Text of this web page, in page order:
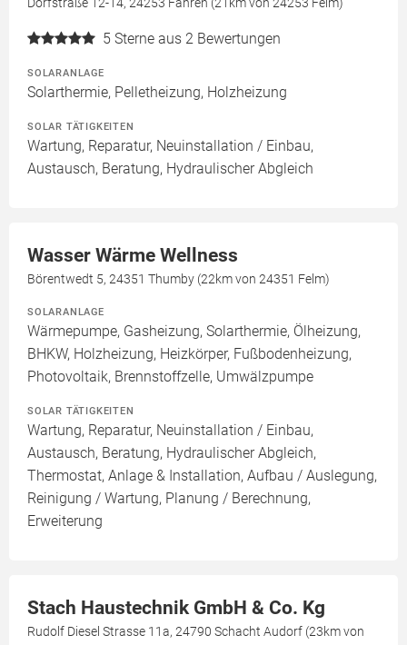
Dorfstraße 12-14, 24253 Fahren (21km von 24253 Felm)
5 Sterne aus 2 Bewertungen
SOLARANLAGE
Solarthermie, Pelletheizung, Holzheizung
SOLAR TÄTIGKEITEN
Wartung, Reparatur, Neuinstallation / Einbau,
Austausch, Beratung, Hydraulischer Abgleich
Wasser Wärme Wellness
Börentwedt 5, 24351 Thumby (22km von 24351 Felm)
SOLARANLAGE
Wärmepumpe, Gasheizung, Solarthermie, Ölheizung,
BHKW, Holzheizung, Heizkörper, Fußbodenheizung,
Photovoltaik, Brennstoffzelle, Umwälzpumpe
SOLAR TÄTIGKEITEN
Wartung, Reparatur, Neuinstallation / Einbau,
Austausch, Beratung, Hydraulischer Abgleich,
Thermostat, Anlage & Installation, Aufbau / Auslegung,
Reinigung / Wartung, Planung / Berechnung,
Erweiterung
Stach Haustechnik GmbH & Co. Kg
Rudolf Diesel Strasse 11a, 24790 Schacht Audorf (23km von